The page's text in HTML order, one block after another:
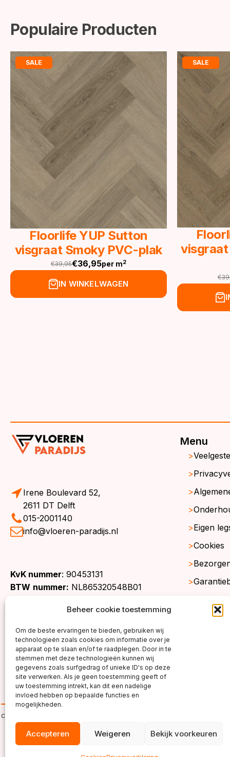
Beheer cookie toestemming
Om de beste ervaringen te bieden, gebruiken wij
technologieën zoals cookies om informatie over je
apparaat op te slaan en/of te raadplegen. Door in te
stemmen met deze technologieën kunnen wij
gegevens zoals surfgedrag of unieke ID's op deze
site verwerken. Als je geen toestemming geeft of
uw toestemming intrekt, kan dit een nadelige
invloed hebben op bepaalde functies en
mogelijkheden.
Accepteren Weigeren Bekijk voorkeuren
Populaire Producten
SALE
Floorlife YUP Sutton
visgraat Smoky PVC-plak
€39,95
Oorspronkelijke
prijs
€36,95
Huidige
prijs
per m2
IN WINKELWAGEN
SALE
€
Irene Boulevard 52,
2611 DT Delft
015-2001140
info@vloeren-paradijs.nl
KvK nummer: 90453131
BTW nummer: NL865320548B01
Menu
Eigen
Cookies
Gratis
copyright ©2026